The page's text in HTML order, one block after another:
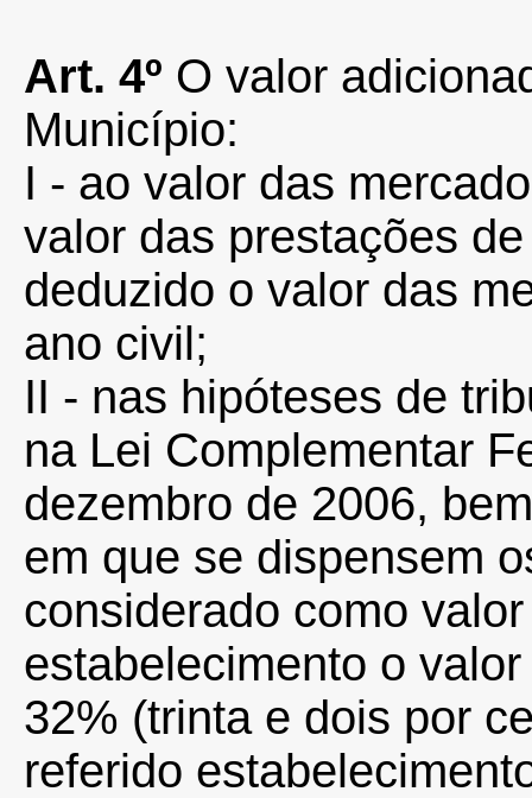
Art. 4º O valor
Município:
I - ao valor das
valor das prestações
deduzido o valor das
ano civil;
II - nas hipóteses de
na Lei Complementar
dezembro de 2006,
em que se dispensem
considerado como
estabelecimento o
32% (trinta e dois por
referido